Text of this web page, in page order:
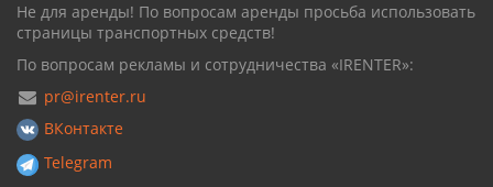
Не для аренды! По вопросам аренды просьба использовать
страницы транспортных средств!
По вопросам рекламы и сотрудничества «IRENTER»:
pr@irenter.ru
ВКонтакте
Telegram